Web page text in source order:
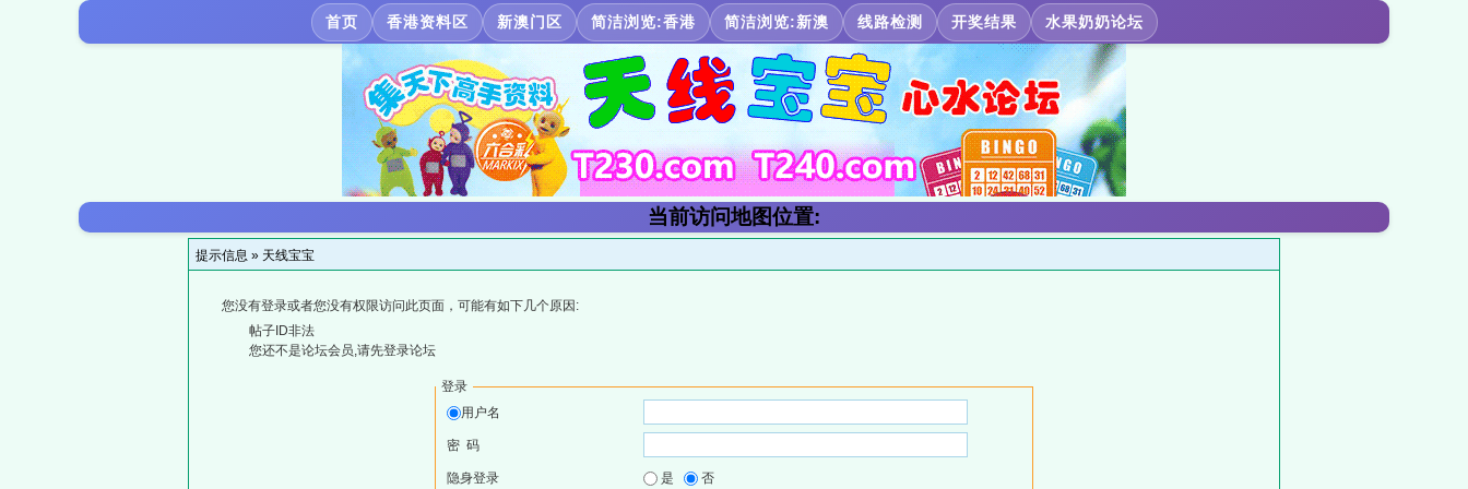
首页 香港资料区 新澳门区 简洁浏览:香港 简洁浏览:新澳 线路检测 开奖结果 水果奶奶论坛
当前访问地图位置:
提示信息 » 天线宝宝
您没有登录或者您没有权限访问此页面，可能有如下几个原因:
帖子ID非法
您还不是论坛会员,请先登录论坛
登录
用户名
密 码
隐身登录 是 否